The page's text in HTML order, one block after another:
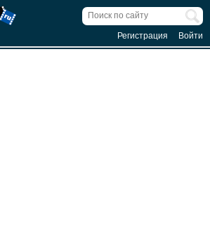
Регистрация Войти